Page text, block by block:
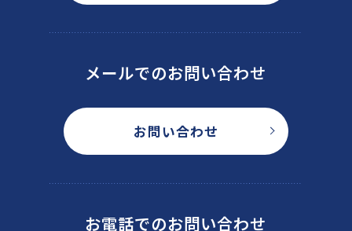
メールでのお問い合わせ
お問い合わせ
お電話でのお問い合わせ